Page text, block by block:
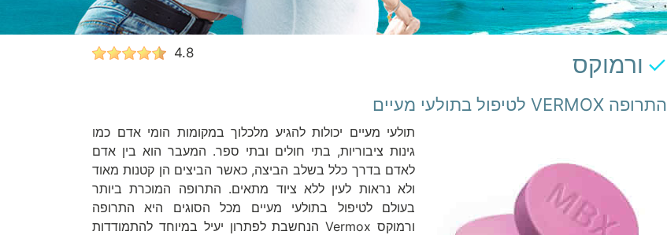
ורמוקס
התרופה VERMOX לטיפול בתולעי מעיים
תולעי מעיים יכולות להגיע מלכלוך במקומות הומי אדם כמו
גינות ציבוריות, בתי חולים ובתי ספר. המעבר הוא בין אדם
לאדם בדרך כלל בשלב הביצה, כאשר הביצים הן קטנות מאוד
ולא נראות לעין ללא ציוד מתאים. התרופה המוכרת ביותר
בעולם לטיפול בתולעי מעיים מכל הסוגים היא התרופה
ורמוקס Vermox הנחשבת לפתרון יעיל במיוחד להתמודדות
4.8